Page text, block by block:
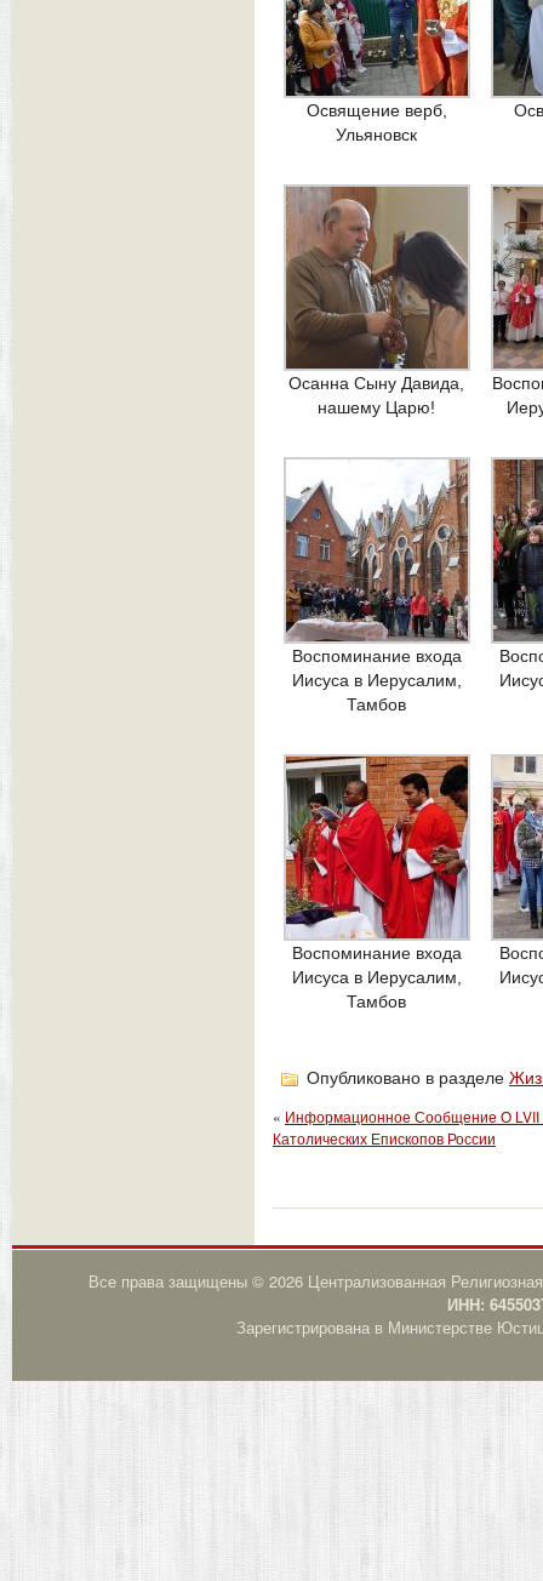
Освящение верб,
Ульяновск
Осанна Сыну Давида,
нашему Царю!
Воспоминание входа
Иисуса в Иерусалим,
Тамбов
Воспоминание входа
Иисуса в Иерусалим,
Тамбов
Опубликовано в разделе
« Информационное Сообщение О
Католических Епископов России
Все права защищены © 2026 Централизованная
ИНН:
Зарегистрирована в Министерстве